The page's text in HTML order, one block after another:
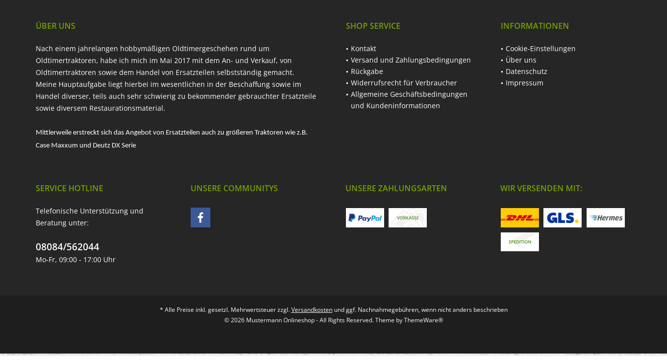
ÜBER UNS
Nach einem jahrelangen hobbymäßigen Oldtimergeschehen rund um
Oldtimertraktoren, habe ich mich im Mai 2017 mit dem An- und Verkauf, von
Oldtimertraktoren sowie dem Handel von Ersatzteilen selbstständig gemacht.
Meine Hauptaufgabe liegt hierbei im wesentlichen in der Beschaffung sowie im
Handel diverser, teils auch sehr schwierig zu bekommender gebrauchter Ersatzteile
sowie diversem Restaurationsmaterial.
Mittlerweile erstreckt sich das Angebot von Ersatzteilen auch zu größeren Traktoren wie z.B.
Case Maxxum und Deutz DX Serie
SHOP SERVICE
Kontakt
Versand und Zahlungsbedingungen
Rückgabe
Widerrufsrecht für Verbraucher
Allgemeine Geschäftsbedingungen
und Kundeninformationen
INFORMATIONEN
Cookie-Einstellungen
Über uns
Datenschutz
Impressum
SERVICE HOTLINE
Telefonische Unterstützung und
Beratung unter:
08084/562044
Mo-Fr, 09:00 - 17:00 Uhr
UNSERE COMMUNITYS UNSERE ZAHLUNGSARTEN WIR VERSENDEN MIT:
* Alle Preise inkl. gesetzl. Mehrwertsteuer zzgl.Versandkostenund ggf. Nachnahmegebühren, wenn nicht anders beschrieben
© 2026 Mustermann Onlineshop - All Rights Reserved. Theme byThemeWare®